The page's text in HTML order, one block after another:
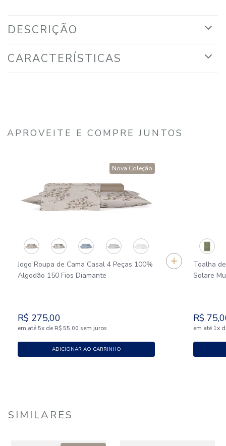
DESCRIÇÃO
CARACTERÍSTICAS
APROVEITE E COMPRE JUNTOS
Nova Coleção
Jogo Roupa de Cama Casal 4 Peças 100%
Algodão 150 Fios Diamante
R$ 275,00
em até 5x de R$ 55,00 sem juros
ADICIONAR AO CARRINHO
Toalha
Solare
R$ 75,
em até 1x
SIMILARES